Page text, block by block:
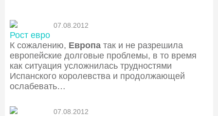
07.08.2012
Рост евро
К сожалению, Европа так и не разрешила
европейские долговые проблемы, в то время
как ситуация усложнилась трудностями
Испанского королевства и продолжающей
ослабевать…
07.08.2012